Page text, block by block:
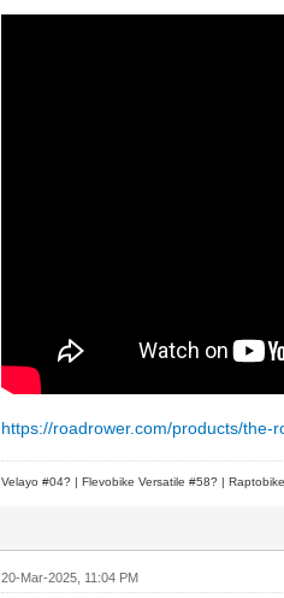
https://roadrower.com/products/the-
Velayo #04? | Flevobike Versatile #58? |
20-Mar-2025, 11:04 PM